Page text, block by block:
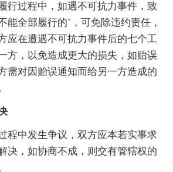
行过程中，如遇不可抗力事件，致
能全部履行的`，可免除违约责任，
应在遭遇不可抗力事件后的七个工
方，以免造成更大的损失，如贻误
需对因贻误通知而给另一方造成的
程中发生争议，双方应本若实事求
决，如协商不成，则交有管辖权的